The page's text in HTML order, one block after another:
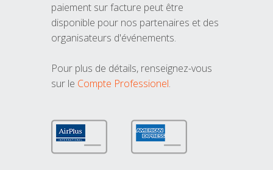
paiement sur facture peut être
disponible pour nos partenaires et des
organisateurs d'événements.
Pour plus de détails, renseignez-vous
sur le Compte Professionel.